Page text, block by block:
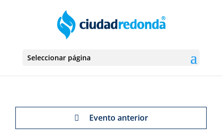
Seleccionar página
Evento anterior